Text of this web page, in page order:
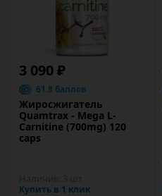
3 090 ₽
61.8 баллов
Жиросжигатель
Quamtrax - Mega L-
Carnitine (700mg) 120
caps
Купить в 1 клик